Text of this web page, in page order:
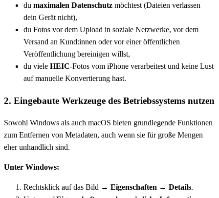
du maximalen Datenschutz möchtest (Dateien verlassen
dein Gerät nicht),
du Fotos vor dem Upload in soziale Netzwerke, vor dem
Versand an Kund:innen oder vor einer öffentlichen
Veröffentlichung bereinigen willst,
du viele HEIC-Fotos vom iPhone verarbeitest und keine Lust
auf manuelle Konvertierung hast.
2. Eingebaute Werkzeuge des Betriebssystems nutzen
Sowohl Windows als auch macOS bieten grundlegende Funktionen
zum Entfernen von Metadaten, auch wenn sie für große Mengen
eher unhandlich sind.
Unter Windows:
Rechtsklick auf das Bild → Eigenschaften → Details.